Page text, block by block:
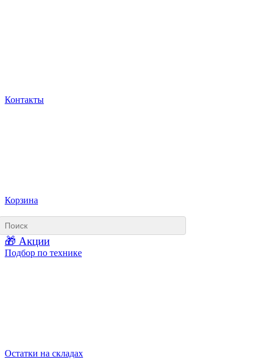
Контакты
Корзина
🎁 Акции
Подбор по технике
Остатки на складах